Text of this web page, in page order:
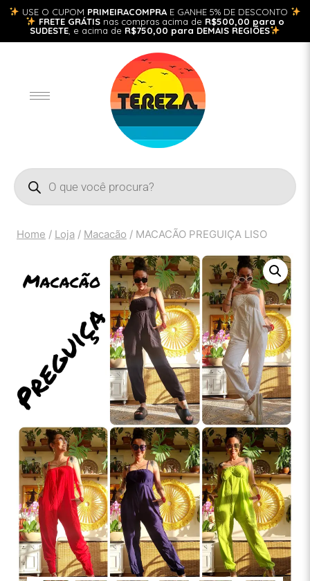
USE O CUPOM PRIMEIRACOMPRA E GANHE 5% DE DESCONTO
FRETE GRÁTISnas compras acima de R$500,00 para o
SUDESTE , e acima de R$750,00 para DEMAIS REGIÕES
Home / Loja / Macacão / MACACÃO PREGUIÇA LISO